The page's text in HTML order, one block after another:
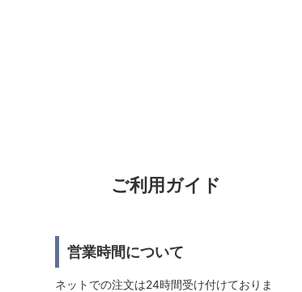
ご利用ガイド
営業時間について
ネットでの注文は24時間受け付けておりま